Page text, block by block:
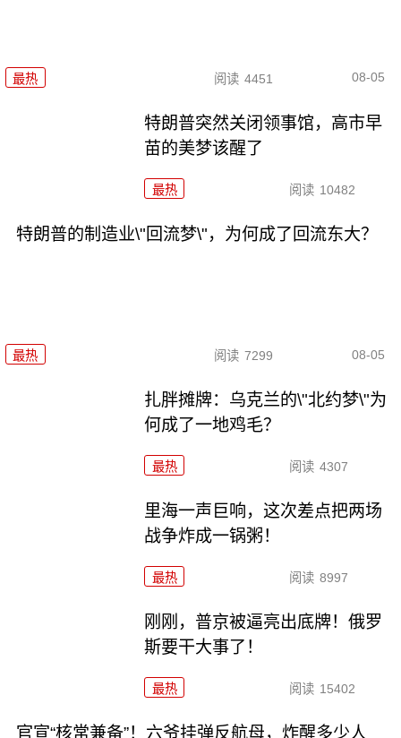
最热 阅读 4451 08-05
特朗普突然关闭领事馆，高市早
苗的美梦该醒了
最热 阅读 10482
特朗普的制造业\"回流梦\"，为何成了回流东大？
最热 阅读 7299 08-05
扎胖摊牌：乌克兰的\"北约梦\"为
何成了一地鸡毛？
最热 阅读 4307
里海一声巨响，这次差点把两场
战争炸成一锅粥！
最热 阅读 8997
刚刚，普京被逼亮出底牌！俄罗
斯要干大事了！
最热 阅读 15402
官宣“核常兼备”！六爷挂弹反航母，炸醒多少人